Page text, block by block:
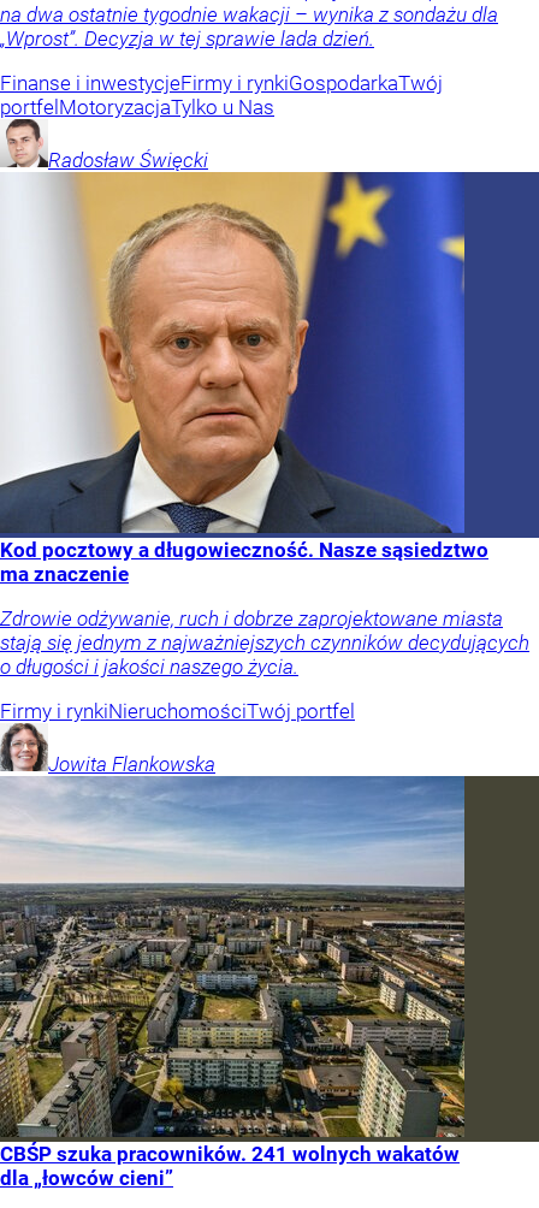
na dwa ostatnie tygodnie wakacji – wynika z sondażu dla
„Wprost”. Decyzja w tej sprawie lada dzień.
Finanse i inwestycjeFirmy i rynkiGospodarkaTwój
portfelMotoryzacjaTylko u Nas
Radosław Święcki
Kod pocztowy a długowieczność. Nasze sąsiedztwo
ma znaczenie
Zdrowie odżywanie, ruch i dobrze zaprojektowane miasta
stają się jednym z najważniejszych czynników decydujących
o długości i jakości naszego życia.
Firmy i rynkiNieruchomościTwój portfel
Jowita Flankowska
CBŚP szuka pracowników. 241 wolnych wakatów
dla „łowców cieni”